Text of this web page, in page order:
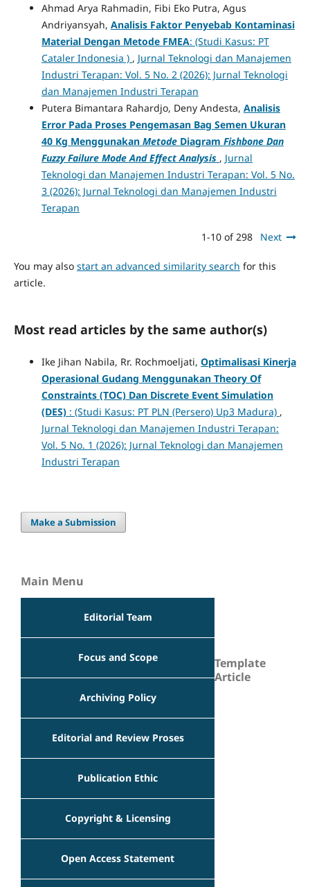
Ahmad Arya Rahmadin, Fibi Eko Putra, Agus
Andriyansyah, Analisis Faktor Penyebab Kontaminasi
Material Dengan Metode FMEA: (Studi Kasus: PT
Cataler Indonesia ) , Jurnal Teknologi dan Manajemen
Industri Terapan: Vol. 5 No. 2 (2026): Jurnal Teknologi
dan Manajemen Industri Terapan
Putera Bimantara Rahardjo, Deny Andesta, Analisis
Error Pada Proses Pengemasan Bag Semen Ukuran
40 Kg Menggunakan Metode Diagram Fishbone Dan
Fuzzy Failure Mode And Effect Analysis , Jurnal
Teknologi dan Manajemen Industri Terapan: Vol. 5 No.
3 (2026): Jurnal Teknologi dan Manajemen Industri
Terapan
1-10 of 298 Next
You may also start an advanced similarity search for this
article.
Most read articles by the same author(s)
Ike Jihan Nabila, Rr. Rochmoeljati, Optimalisasi Kinerja
Operasional Gudang Menggunakan Theory Of
Constraints (TOC) Dan Discrete Event Simulation
(DES) : (Studi Kasus: PT PLN (Persero) Up3 Madura) ,
Jurnal Teknologi dan Manajemen Industri Terapan:
Vol. 5 No. 1 (2026): Jurnal Teknologi dan Manajemen
Industri Terapan
Make a Submission
Main Menu
Editorial Team
Focus and Scope
Archiving Policy
Editorial and Review Proses
Publication Ethic
Copyright & Licensing
Open Access Statement
Template
Article